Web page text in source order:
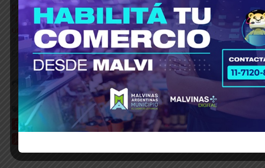
pediátrica” y el
“presupuesto
universitario”
7 agosto, 2025
En «Política»
Share this Article
Etiquetado:
© Grupo Agencia del Plata
Banco de datos genéticos
Desaparecidos Dictadura